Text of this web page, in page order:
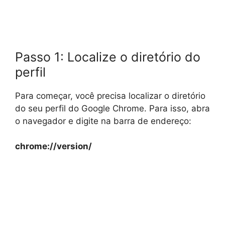
Passo 1: Localize o diretório do
perfil
Para começar, você precisa localizar o diretório
do seu perfil do Google Chrome. Para isso, abra
o navegador e digite na barra de endereço:
chrome://version/